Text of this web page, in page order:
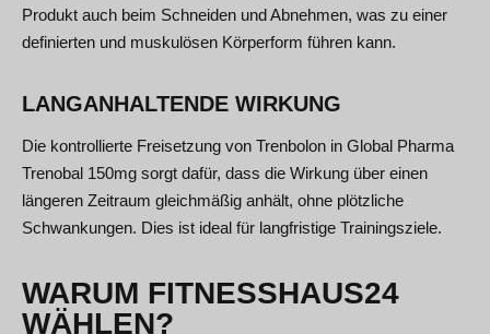
Produkt auch beim Schneiden und Abnehmen, was zu einer
definierten und muskulösen Körperform führen kann.
LANGANHALTENDE WIRKUNG
Die kontrollierte Freisetzung von Trenbolon in Global Pharma
Trenobal 150mg sorgt dafür, dass die Wirkung über einen
längeren Zeitraum gleichmäßig anhält, ohne plötzliche
Schwankungen. Dies ist ideal für langfristige Trainingsziele.
WARUM FITNESSHAUS24
WÄHLEN?